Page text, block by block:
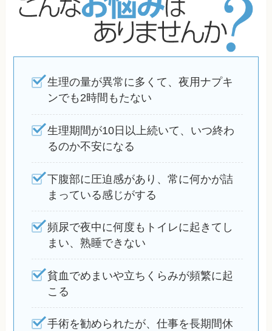
生理の量が異常に多くて、夜用ナプキ
ンでも2時間もたない
生理期間が10日以上続いて、いつ終わ
るのか不安になる
下腹部に圧迫感があり、常に何かが詰
まっている感じがする
頻尿で夜中に何度もトイレに起きてし
まい、熟睡できない
貧血でめまいや立ちくらみが頻繁に起
こる
手術を勧められたが、仕事を長期間休